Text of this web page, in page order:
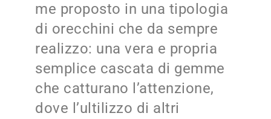
me proposto in una tipologia
di orecchini che da sempre
realizzo: una vera e propria
semplice cascata di gemme
che catturano l’attenzione,
dove l’ultilizzo di altri